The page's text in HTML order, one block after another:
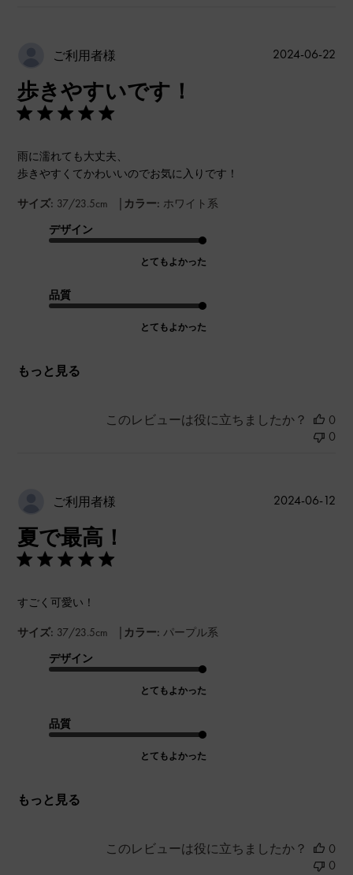
ご利用者様
歩きやすいです！
雨に濡れても大丈夫、
歩きやすくてかわいいのでお気に入りです！
サイズ: 37/23.5cm | カラー: ホワイト系
デザイン
とてもよかった
品質
とてもよかった
もっと見る
公
2024-06-22
このレビューは役に立ちましたか？
0
0
ご利用者様
夏で最高！
すごく可愛い！
サイズ: 37/23.5cm | カラー: パープル系
デザイン
とてもよかった
品質
とてもよかった
もっと見る
公
2024-06-12
このレビューは役に立ちましたか？
0
0